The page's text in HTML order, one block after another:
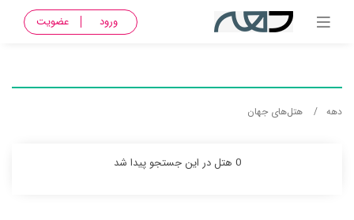
ورود عضویت
دهه هتل‌های جهان
0 هتل در این جستجو پیدا شد